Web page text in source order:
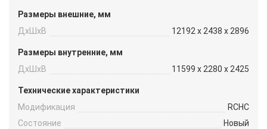
Размеры внешние, мм
ДxШxВ
12192 x 2438 x 2896
Размеры внутренние, мм
ДxШxВ
11599 x 2280 x 2425
Технические характеристики
Модификация
RCHC
Состояние
Новый